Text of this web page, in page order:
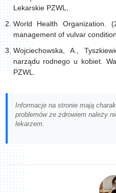
Lekarskie PZWL,
World Health Organization.
management of vulvar
Wojciechowska, A.,
narządu rodnego u kobiet.
PZWL.
Informacje na stronie mają
problemów ze zdrowiem należy
lekarzem.